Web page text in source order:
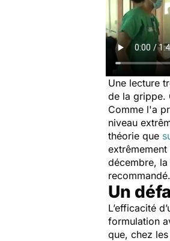
Une lecture
de la grippe.
Comme l'a
niveau
théorie que
décembre,
recommandé.
Un
L’efficacité
formulation
que, chez